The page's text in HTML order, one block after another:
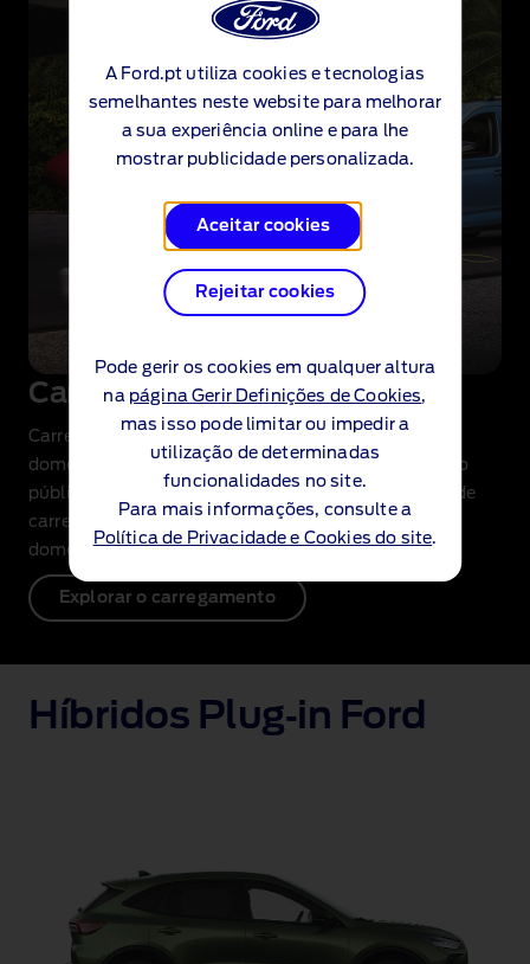
A Ford.pt utiliza cookies e tecnologias
semelhantes neste website para melhorar
a sua experiência online e para lhe
mostrar publicidade personalizada.
Aceitar cookies
Rejeitar cookies
Pode gerir os cookies em qualquer altura
na página Gerir Definições de Cookies,
mas isso pode limitar ou impedir a
utilização de determinadas
funcionalidades no site.
Para mais informações, consulte a
Política de Privacidade e Cookies do site.
Carregamento de PHEV
Carregue o seu PHEV utilizando um carregador
doméstico e em algumas estações de carregamento
públicas. Cada PHEV Ford inclui também um cabo de
carregamento doméstico para tomadas elétricas
domésticas padrão.
Explorar o carregamento
Híbridos Plug‑in Ford